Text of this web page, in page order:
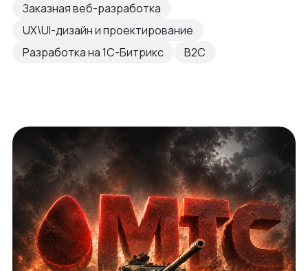
Заказная веб-разработка
UX\UI-дизайн и проектирование
Разработка на 1С-Битрикс
B2C